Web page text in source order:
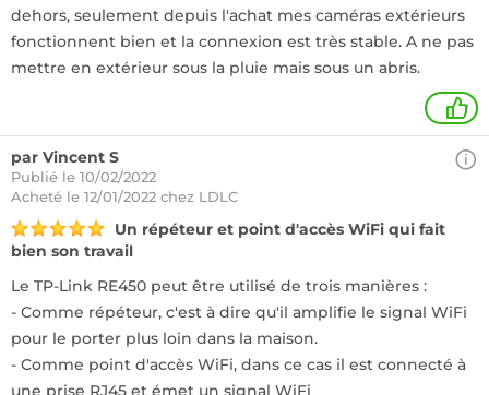
dehors, seulement depuis l'achat mes caméras extérieurs
fonctionnent bien et la connexion est très stable. A ne pas
mettre en extérieur sous la pluie mais sous un abris.
1
par Vincent S
Publié le 10/02/2022
Acheté le 12/01/2022 chez LDLC
Un répéteur et point d'accès WiFi qui fait
bien son travail
Le TP-Link RE450 peut être utilisé de trois manières :
- Comme répéteur, c'est à dire qu'il amplifie le signal WiFi
pour le porter plus loin dans la maison.
- Comme point d'accès WiFi, dans ce cas il est connecté à
une prise RJ45 et émet un signal WiFi